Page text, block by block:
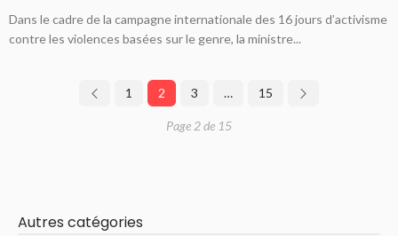
Dans le cadre de la campagne internationale des 16 jours d’activisme
contre les violences basées sur le genre, la ministre...
1 2 3 … 15
Page 2 de 15
Autres catégories